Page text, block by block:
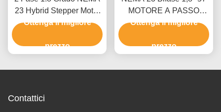
23 Hybrid Stepper Motor
Stepper Motor Kit CNC
Ottenga il migliore
prezzo
MOTORE A PASSO
83mm Corpo Torsione
macchina tessile
Ottenga il migliore
prezzo
Contattici